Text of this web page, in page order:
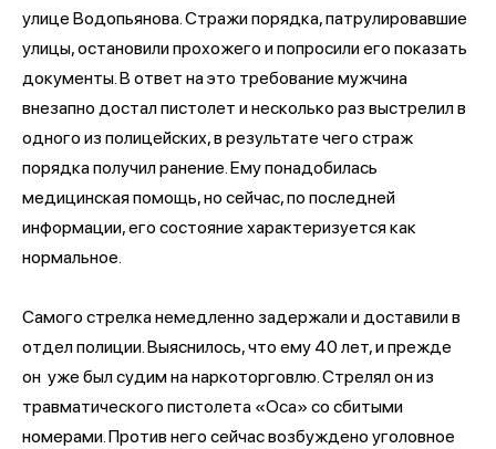
улице Водопьянова. Стражи порядка, патрулировавшие
улицы, остановили прохожего и попросили его показать
документы. В ответ на это требование мужчина
внезапно достал пистолет и несколько раз выстрелил в
одного из полицейских, в результате чего страж
порядка получил ранение. Ему понадобилась
медицинская помощь, но сейчас, по последней
информации, его состояние характеризуется как
нормальное.
Самого стрелка немедленно задержали и доставили в
отдел полиции. Выяснилось, что ему 40 лет, и прежде
он уже был судим на наркоторговлю. Стрелял он из
травматического пистолета «Оса» со сбитыми
номерами. Против него сейчас возбуждено уголовное